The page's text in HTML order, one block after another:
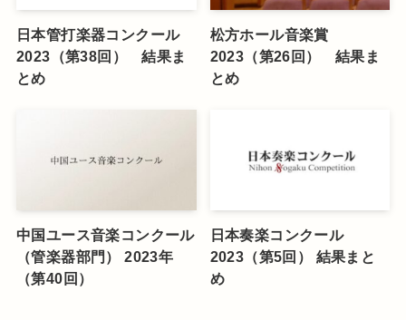
日本管打楽器コンクール
2023（第38回） 結果ま
とめ
松方ホール音楽賞
2023（第26回） 結果ま
とめ
中国ユース音楽コンクール
（管楽器部門） 2023年
（第40回）
日本奏楽コンクール
2023（第5回） 結果まと
め